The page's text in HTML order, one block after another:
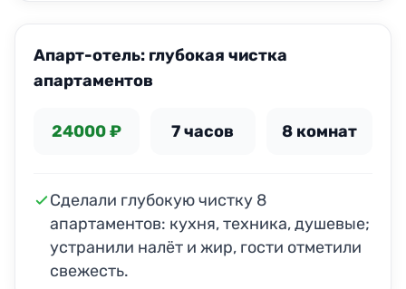
Апарт-отель: глубокая чистка
апартаментов
24000 ₽ 7 часов 8 комнат
Сделали глубокую чистку 8
апартаментов: кухня, техника, душевые;
устранили налёт и жир, гости отметили
свежесть.